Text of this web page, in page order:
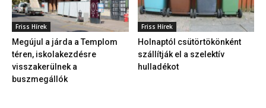
Friss Hírek
Megújul a járda a Templom
téren, iskolakezdésre
visszakerülnek a
buszmegállók
Friss Hírek
Holnaptól csütörtökönként
szállítják el a szelektív
hulladékot